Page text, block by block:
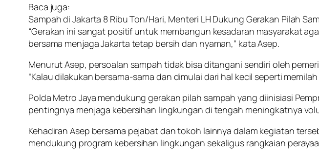
Baca juga:
Sampah di Jakarta 8 Ribu Ton/Hari, Menteri LH Dukung Gerakan Pilah
“Gerakan ini sangat positif untuk membangun kesadaran masyarakat
bersama menjaga Jakarta tetap bersih dan nyaman,” kata Asep.
Menurut Asep, persoalan sampah tidak bisa ditangani sendiri oleh
“Kalau dilakukan bersama-sama dan dimulai dari hal kecil seperti
Polda Metro Jaya mendukung gerakan pilah sampah yang diinisiasi
pentingnya menjaga kebersihan lingkungan di tengah meningkatnya
Kehadiran Asep bersama pejabat dan tokoh lainnya dalam kegiatan
mendukung program kebersihan lingkungan sekaligus rangkaian